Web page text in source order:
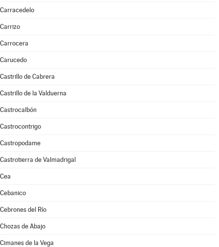
Carracedelo
Carrizo
Carrocera
Carucedo
Castrillo de Cabrera
Castrillo de la Valduerna
Castrocalbón
Castrocontrigo
Castropodame
Castrotierra de Valmadrigal
Cea
Cebanico
Cebrones del Río
Chozas de Abajo
Cimanes de la Vega